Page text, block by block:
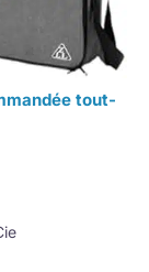
tout-